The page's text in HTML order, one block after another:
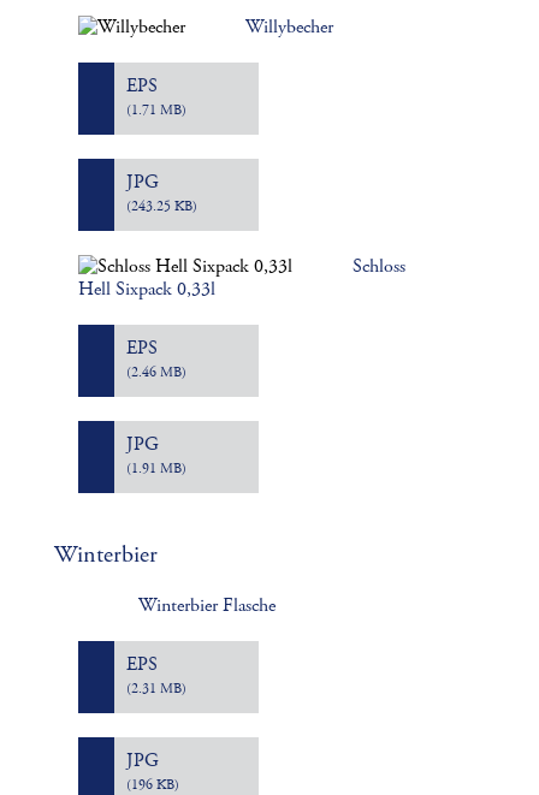
Willybecher
EPS
(1.71 MB)
JPG
(243.25 KB)
Schloss
Hell Sixpack 0,33l
EPS
(2.46 MB)
JPG
(1.91 MB)
Winterbier
Winterbier Flasche
EPS
(2.31 MB)
JPG
(196 KB)